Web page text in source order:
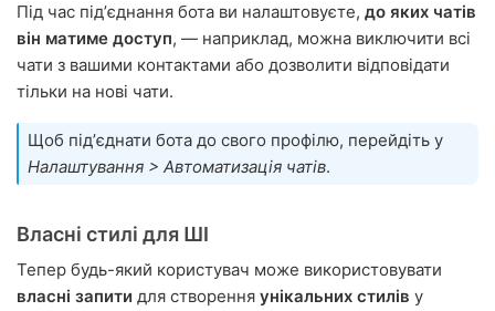
Під час підʼєднання бота ви налаштовуєте, до яких чатів
він матиме доступ, — наприклад, можна виключити всі
чати з вашими контактами або дозволити відповідати
тільки на нові чати.
Щоб підʼєднати бота до свого профілю, перейдіть у
Налаштування > Автоматизація чатів.
Власні стилі для ШІ
Тепер будь-який користувач може використовувати
власні запити для створення унікальних стилів у